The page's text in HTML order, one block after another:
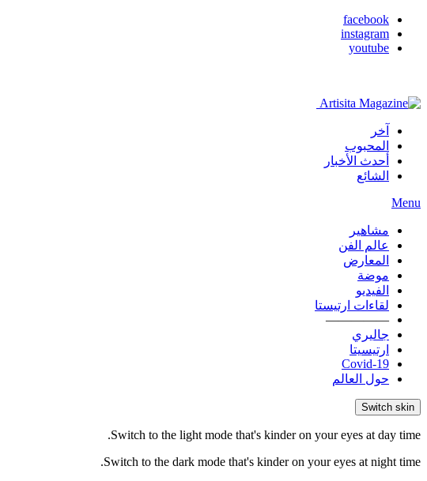
facebook
instagram
youtube
آخر
المحبوب
أحدث الأخبار
الشائع
Menu
مشاهير
عالم الفن
المعارض
موضة
الفيديو
لقاءات ارتيستا
—————
جاليري
ارتيسيتا
Covid-19
حول العالم
Switch skin
Switch to the light mode that's kinder on your eyes at day time.
Switch to the dark mode that's kinder on your eyes at night time.